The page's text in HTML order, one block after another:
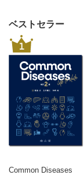
ベストセラー
1
Common Diseases